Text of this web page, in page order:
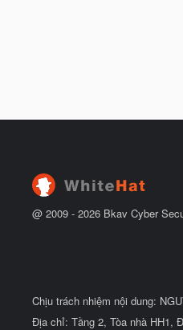
@ 2009 - 2026 Bkav Cyber
Chịu trách nhiệm nội dung:
Địa chỉ: Tầng 2, Tòa nhà HH1,